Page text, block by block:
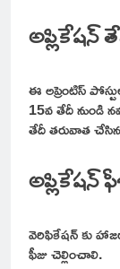
అప్లికేషన్
ఈ అప్రెంటిస్
15వ తేదీ నుండి
తేదీ తరువాత
అప్లికేషన్
వెరిఫికేషన్ కు
ఫీజు చెల్లించాలి.